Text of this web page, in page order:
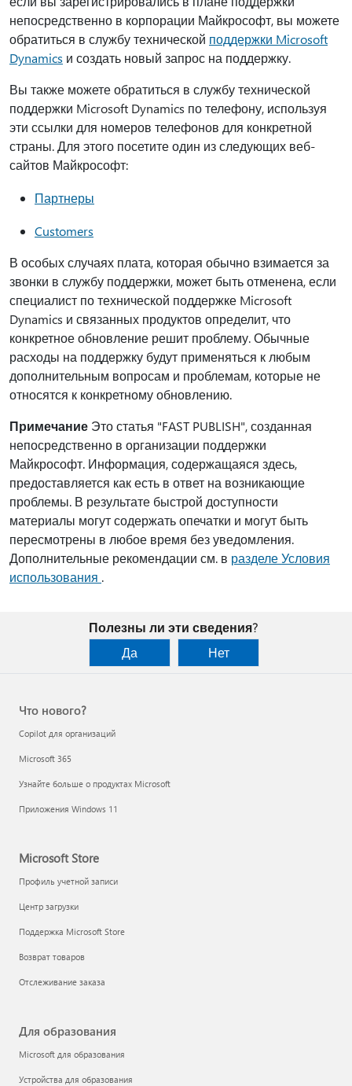
непосредственно в корпорации Майкрософт, вы можете
обратиться в службу технической поддержки Microsoft
Dynamics и создать новый запрос на поддержку.
Вы также можете обратиться в службу технической
поддержки Microsoft Dynamics по телефону, используя
эти ссылки для номеров телефонов для конкретной
страны. Для этого посетите один из следующих веб-
сайтов Майкрософт:
Партнеры
Customers
В особых случаях плата, которая обычно взимается за
звонки в службу поддержки, может быть отменена, если
специалист по технической поддержке Microsoft
Dynamics и связанных продуктов определит, что
конкретное обновление решит проблему. Обычные
расходы на поддержку будут применяться к любым
дополнительным вопросам и проблемам, которые не
относятся к конкретному обновлению.
Примечание Это статья "FAST PUBLISH", созданная
непосредственно в организации поддержки
Майкрософт. Информация, содержащаяся здесь,
предоставляется как есть в ответ на возникающие
проблемы. В результате быстрой доступности
материалы могут содержать опечатки и могут быть
пересмотрены в любое время без уведомления.
Дополнительные рекомендации см. в разделе Условия
использования .
Полезны ли эти сведения?
Да
Нет
Что нового?
Copilot для организаций
Microsoft 365
Узнайте больше о продуктах Microsoft
Приложения Windows 11
Microsoft Store
Профиль учетной записи
Центр загрузки
Поддержка Microsoft Store
Возврат товаров
Отслеживание заказа
Для образования
Microsoft для образования
Устройства для образования